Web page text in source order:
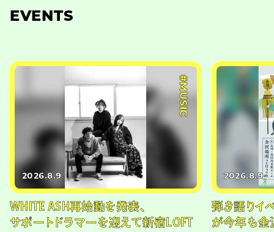
EVENTS
#MUSIC
2026.8.9
WHITE ASH再始動を発表、
サポートドラマーを迎えて新宿LOFT
2026.8.9
弾き語りイ
が今年も金